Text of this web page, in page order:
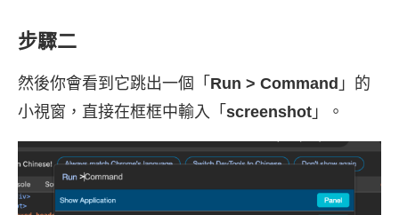
步驟二
然後你會看到它跳出一個「 Run > Command 」的
小視窗，直接在框框中輸入「 screenshot 」。